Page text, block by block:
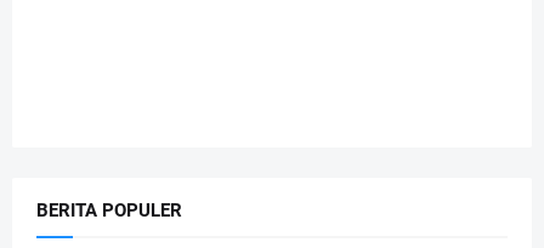
BERITA POPULER